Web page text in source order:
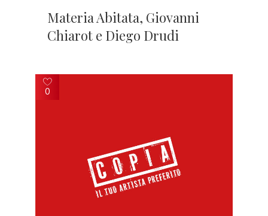
Materia Abitata, Giovanni
Chiarot e Diego Drudi
0